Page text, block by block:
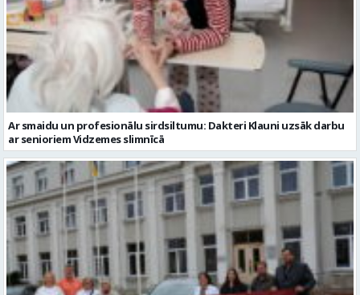
Ar smaidu un profesionālu sirdsiltumu: Dakteri Klauni uzsāk darbu
ar senioriem Vidzemes slimnīcā